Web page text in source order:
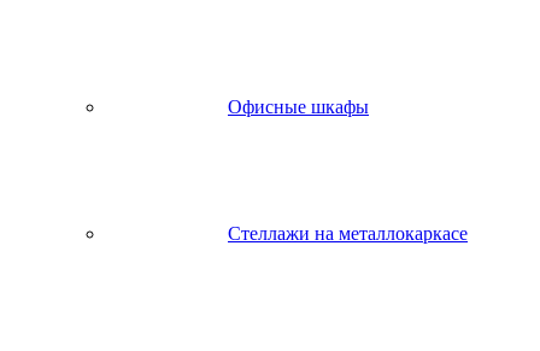
Офисные шкафы
Стеллажи на металлокаркасе